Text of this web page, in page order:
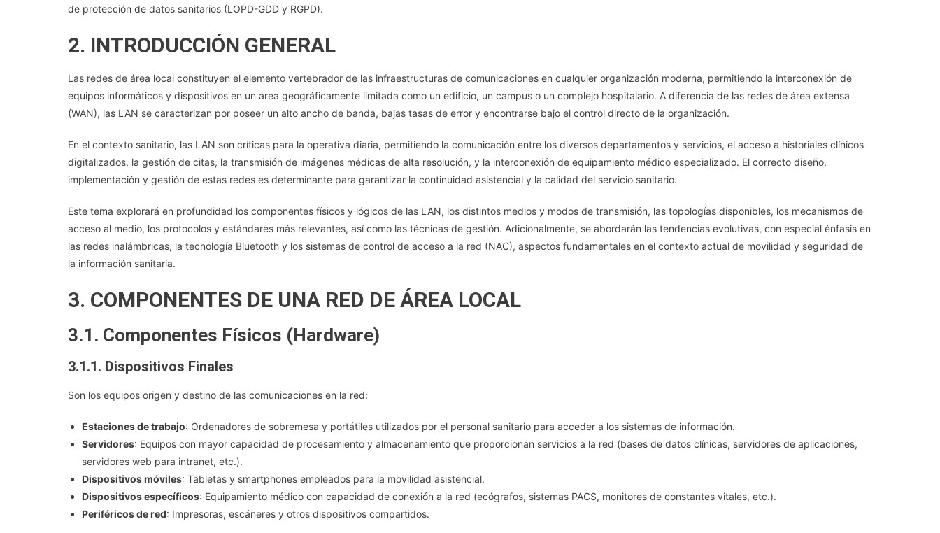
Transmisión.
Modos
De
Acceso
Medio.
Protocolos.
Estándares.
De
Redes
De
Evolución
Y
Tendencias.
Redes
Local
(WLAN).
Bluetooth.
Acceso
A
La
de protección de datos sanitarios (LOPD-GDD y RGPD).
2. INTRODUCCIÓN GENERAL
Las redes de área local constituyen el elemento vertebrador de las infraestructuras de comunicaciones en cualquier organización moderna, permitiendo la interconexión de
equipos informáticos y dispositivos en un área geográficamente limitada como un edificio, un campus o un complejo hospitalario. A diferencia de las redes de área extensa
(WAN), las LAN se caracterizan por poseer un alto ancho de banda, bajas tasas de error y encontrarse bajo el control directo de la organización.
En el contexto sanitario, las LAN son críticas para la operativa diaria, permitiendo la comunicación entre los diversos departamentos y servicios, el acceso a historiales clínicos
digitalizados, la gestión de citas, la transmisión de imágenes médicas de alta resolución, y la interconexión de equipamiento médico especializado. El correcto diseño,
implementación y gestión de estas redes es determinante para garantizar la continuidad asistencial y la calidad del servicio sanitario.
Este tema explorará en profundidad los componentes físicos y lógicos de las LAN, los distintos medios y modos de transmisión, las topologías disponibles, los mecanismos de
acceso al medio, los protocolos y estándares más relevantes, así como las técnicas de gestión. Adicionalmente, se abordarán las tendencias evolutivas, con especial énfasis en
las redes inalámbricas, la tecnología Bluetooth y los sistemas de control de acceso a la red (NAC), aspectos fundamentales en el contexto actual de movilidad y seguridad de
la información sanitaria.
3. COMPONENTES DE UNA RED DE ÁREA LOCAL
3.1. Componentes Físicos (Hardware)
3.1.1. Dispositivos Finales
Son los equipos origen y destino de las comunicaciones en la red:
Estaciones de trabajo: Ordenadores de sobremesa y portátiles utilizados por el personal sanitario para acceder a los sistemas de información.
Servidores: Equipos con mayor capacidad de procesamiento y almacenamiento que proporcionan servicios a la red (bases de datos clínicas, servidores de aplicaciones,
servidores web para intranet, etc.).
Dispositivos móviles: Tabletas y smartphones empleados para la movilidad asistencial.
Dispositivos específicos: Equipamiento médico con capacidad de conexión a la red (ecógrafos, sistemas PACS, monitores de constantes vitales, etc.).
Periféricos de red: Impresoras, escáneres y otros dispositivos compartidos.